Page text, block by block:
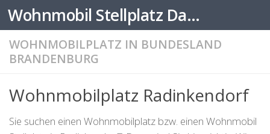
Zum Inhalt springen Wohnmobil Stellplatz Datenbank
WOHNMOBILPLATZ IN BUNDESLAND
BRANDENBURG
Wohnmobilplatz Radinkendorf
Sie suchen einen Wohnmobilplatz bzw. einen Wohnmobil